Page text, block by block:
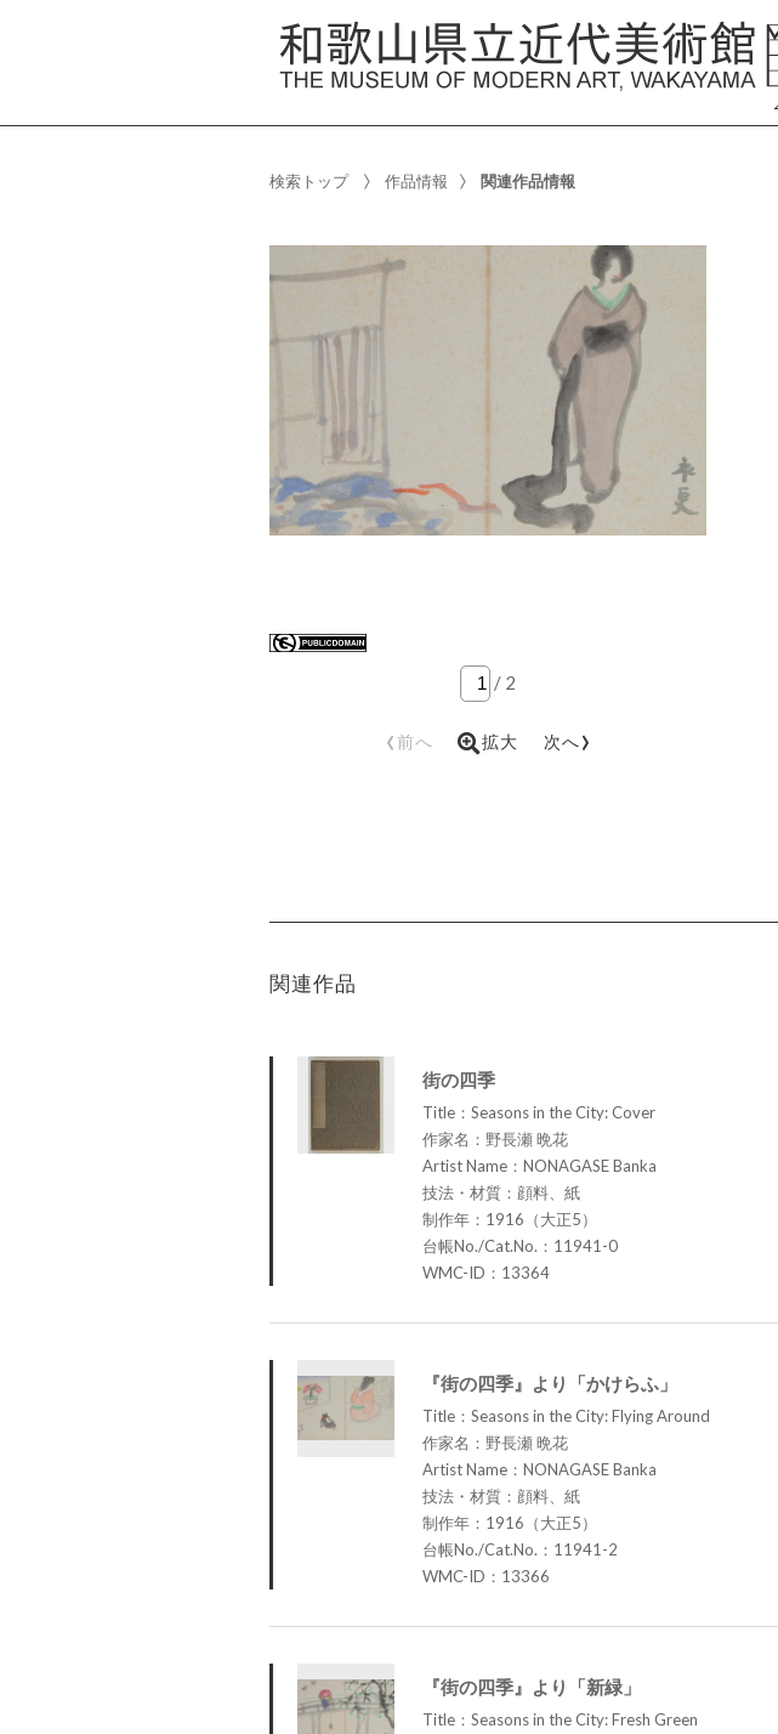
検索トップ 作品情報 関連作品情報
/ 2
‹前へ 拡大 次へ›
関連作品
街の四季
Title：Seasons in the City: Cover
作家名：野長瀬 晩花
Artist Name：NONAGASE Banka
技法・材質：顔料、紙
制作年：1916（大正5）
台帳No./Cat.No.：11941-0
WMC-ID：13364
『街の四季』より「かけらふ」
Title：Seasons in the City: Flying Around
作家名：野長瀬 晩花
Artist Name：NONAGASE Banka
技法・材質：顔料、紙
制作年：1916（大正5）
台帳No./Cat.No.：11941-2
WMC-ID：13366
『街の四季』より「新緑」
Title：Seasons in the City: Fresh Green